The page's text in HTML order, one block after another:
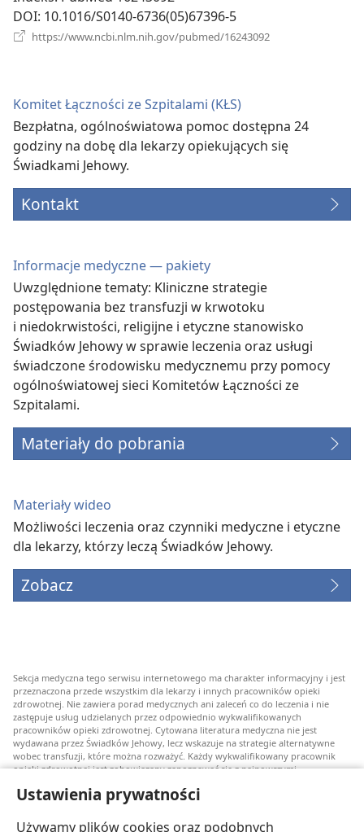
Ustawienia prywatności
Używamy plików cookies oraz podobnych
DOI‎: 10.1016/S0140-6736(05)67396-5
https://www.ncbi.nlm.nih.gov/pubmed/16243092
Komitet Łączności ze Szpitalami (KŁS)
Bezpłatna, ogólnoświatowa pomoc dostępna 24
godziny na dobę dla lekarzy opiekujących się
Świadkami Jehowy.
Kontakt
Informacje medyczne — pakiety
Uwzględnione tematy: Kliniczne strategie
postępowania bez transfuzji w krwotoku
i niedokrwistości, religijne i etyczne stanowisko
Świadków Jehowy w sprawie leczenia oraz usługi
świadczone środowisku medycznemu przy pomocy
ogólnoświatowej sieci Komitetów Łączności ze
Szpitalami.
Materiały do pobrania
Materiały wideo
Możliwości leczenia oraz czynniki medyczne i etyczne
dla lekarzy, którzy leczą Świadków Jehowy.
Zobacz
Sekcja medyczna tego serwisu internetowego ma charakter informacyjny i jest
przeznaczona przede wszystkim dla lekarzy i innych pracowników opieki
zdrowotnej. Nie zawiera porad medycznych ani zaleceń co do leczenia i nie
zastępuje usług udzielanych przez odpowiednio wykwalifikowanych
pracowników opieki zdrowotnej. Cytowana literatura medyczna nie jest
wydawana przez Świadków Jehowy, lecz wskazuje na strategie alternatywne
wobec transfuzji, które można rozważyć. Każdy wykwalifikowany pracownik
opieki zdrowotnej jest zobowiązany zapoznawać się z najnowszymi
pomóc mu w dokonaniu wyboru stosownie do jego stanu zdrowia, życzeń,
wartości i przekonań. Nie wszystkie wymienione strategie są odpowiednie dla
wszystkich chorych i nie wszystkie są przez nich akceptowane.